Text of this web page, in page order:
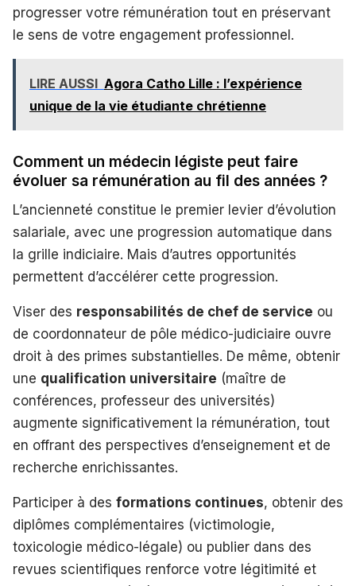
progresser votre rémunération tout en préservant
le sens de votre engagement professionnel.
LIRE AUSSI Agora Catho Lille : l’expérience
unique de la vie étudiante chrétienne
Comment un médecin légiste peut faire
évoluer sa rémunération au fil des années ?
L’ancienneté constitue le premier levier d’évolution
salariale, avec une progression automatique dans
la grille indiciaire. Mais d’autres opportunités
permettent d’accélérer cette progression.
Viser des responsabilités de chef de service ou
de coordonnateur de pôle médico-judiciaire ouvre
droit à des primes substantielles. De même, obtenir
une qualification universitaire (maître de
conférences, professeur des universités)
augmente significativement la rémunération, tout
en offrant des perspectives d’enseignement et de
recherche enrichissantes.
Participer à des formations continues, obtenir des
diplômes complémentaires (victimologie,
toxicologie médico-légale) ou publier dans des
revues scientifiques renforce votre légitimité et